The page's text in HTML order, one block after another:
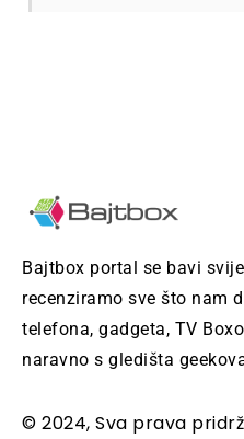
Bajtbox portal se bavi
recenziramo sve što nam
telefona, gadgeta, TV
naravno s gledišta
© 2024, Sva prava